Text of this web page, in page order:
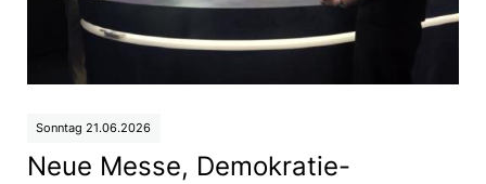
Sonntag 21.06.2026
Neue Messe, Demokratie-